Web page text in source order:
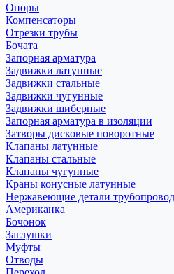
Опоры
Компенсаторы
Отрезки трубы
Бочата
Запорная арматура
Задвижки латунные
Задвижки стальные
Задвижки чугунные
Задвижки шиберные
Запорная арматура в изоляции
Затворы дисковые поворотные
Клапаны латунные
Клапаны стальные
Клапаны чугунные
Краны конусные латунные
Нержавеющие детали
Американка
Бочонок
Заглушки
Муфты
Отводы